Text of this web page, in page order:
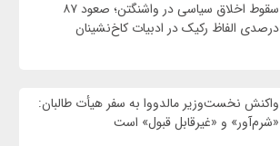
سقوط اخلاق سیاسی در واشنگتن؛ صعود ۸۷
درصدی الفاظ رکیک در ادبیات کاخ‌نشینان
واکنش نخست‌وزیر مالدووا به سفر هیأت طالبان:
«شرم‌آور» و «غیرقابل قبول» است